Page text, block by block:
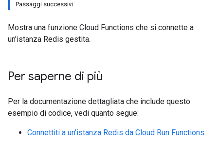
Passaggi successivi
Mostra una funzione Cloud Functions che si connette a
un'istanza Redis gestita.
Per saperne di più
Per la documentazione dettagliata che include questo
esempio di codice, vedi quanto segue:
Connettiti a un'istanza Redis da Cloud Run Functions